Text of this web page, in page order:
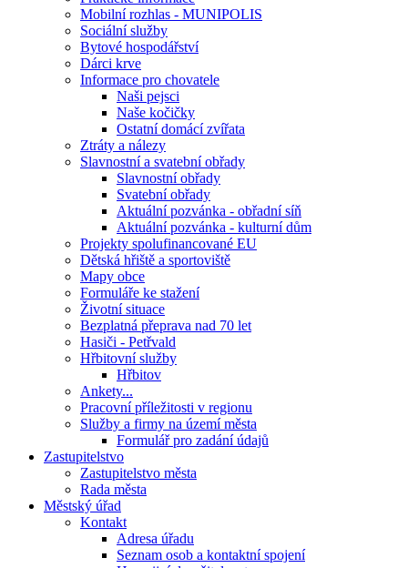
Mobilní rozhlas - MUNIPOLIS
Sociální služby
Bytové hospodářství
Dárci krve
Informace pro chovatele
Naši pejsci
Naše kočičky
Ostatní domácí zvířata
Ztráty a nálezy
Slavnostní a svatební obřady
Slavnostní obřady
Svatební obřady
Aktuální pozvánka - obřadní síň
Aktuální pozvánka - kulturní dům
Projekty spolufinancované EU
Dětská hřiště a sportoviště
Mapy obce
Formuláře ke stažení
Životní situace
Bezplatná přeprava nad 70 let
Hasiči - Petřvald
Hřbitovní služby
Hřbitov
Ankety...
Pracovní příležitosti v regionu
Služby a firmy na území města
Formulář pro zadání údajů
Zastupitelstvo
Zastupitelstvo města
Rada města
Městský úřad
Kontakt
Adresa úřadu
Seznam osob a kontaktní spojení